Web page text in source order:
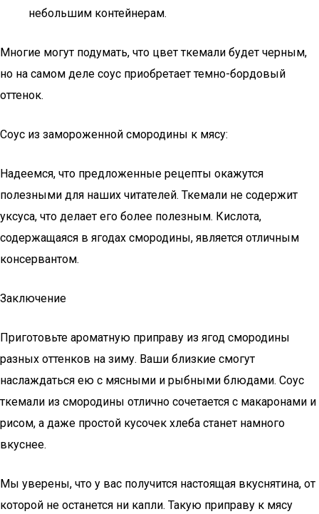
небольшим контейнерам.
Многие могут подумать, что цвет ткемали будет черным,
но на самом деле соус приобретает темно-бордовый
оттенок.
Соус из замороженной смородины к мясу:
Надеемся, что предложенные рецепты окажутся
полезными для наших читателей. Ткемали не содержит
уксуса, что делает его более полезным. Кислота,
содержащаяся в ягодах смородины, является отличным
консервантом.
Заключение
Приготовьте ароматную приправу из ягод смородины
разных оттенков на зиму. Ваши близкие смогут
наслаждаться ею с мясными и рыбными блюдами. Соус
ткемали из смородины отлично сочетается с макаронами и
рисом, а даже простой кусочек хлеба станет намного
вкуснее.
Мы уверены, что у вас получится настоящая вкуснятина, от
которой не останется ни капли. Такую приправу к мясу